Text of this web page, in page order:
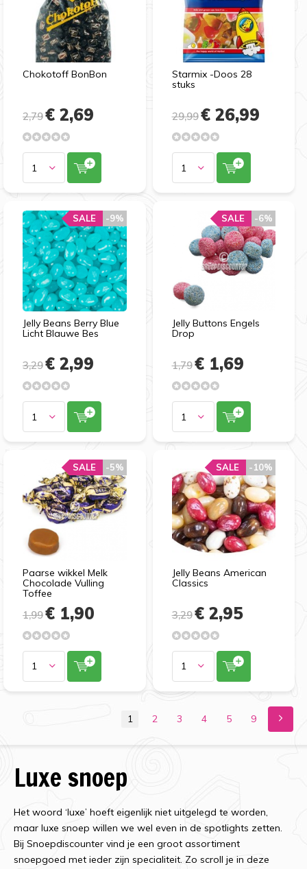
Chokotoff BonBon
2,79€ 2,69
Starmix -Doos 28
stuks
29,99€ 26,99
Jelly Beans Berry Blue
Licht Blauwe Bes
-9%
SALE
3,29€ 2,99
Jelly Buttons Engels
Drop
-6%
SALE
1,79€ 1,69
Paarse wikkel Melk
Chocolade Vulling
Toffee
-5%
SALE
1,99€ 1,90
Jelly Beans American
Classics
-10%
SALE
3,29€ 2,95
1 2 3 4 5 9
Luxe snoep
Het woord ‘luxe’ hoeft eigenlijk niet uitgelegd te worden,
maar luxe snoep willen we wel even in de spotlights zetten.
Bij Snoepdiscounter vind je een groot assortiment
snoepgoed met ieder zijn specialiteit. Zo scroll je in deze